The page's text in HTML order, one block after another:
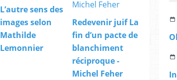
L’autre sens des
images selon
Mathilde
Lemonnier
Redevenir juif La
fin d’un pacte de
blanchiment
réciproque -
Michel Feher